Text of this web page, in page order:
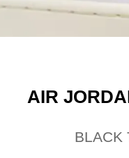
AIR
BLACK